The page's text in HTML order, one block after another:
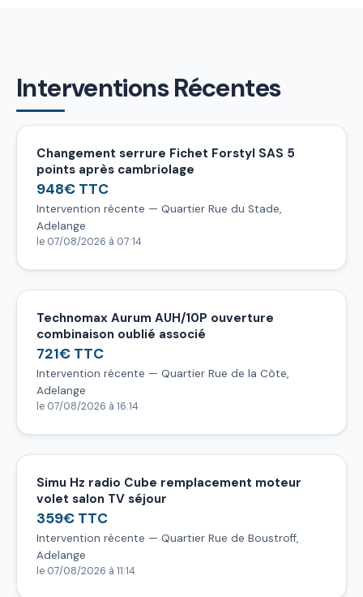
Interventions Récentes
Changement serrure Fichet Forstyl SAS 5
points après cambriolage
948€ TTC
Intervention récente — Quartier Rue du Stade,
Adelange
le 07/08/2026 à 07:14
Technomax Aurum AUH/10P ouverture
combinaison oublié associé
721€ TTC
Intervention récente — Quartier Rue de la Côte,
Adelange
le 07/08/2026 à 16:14
Simu Hz radio Cube remplacement moteur
volet salon TV séjour
359€ TTC
Intervention récente — Quartier Rue de Boustroff,
Adelange
le 07/08/2026 à 11:14